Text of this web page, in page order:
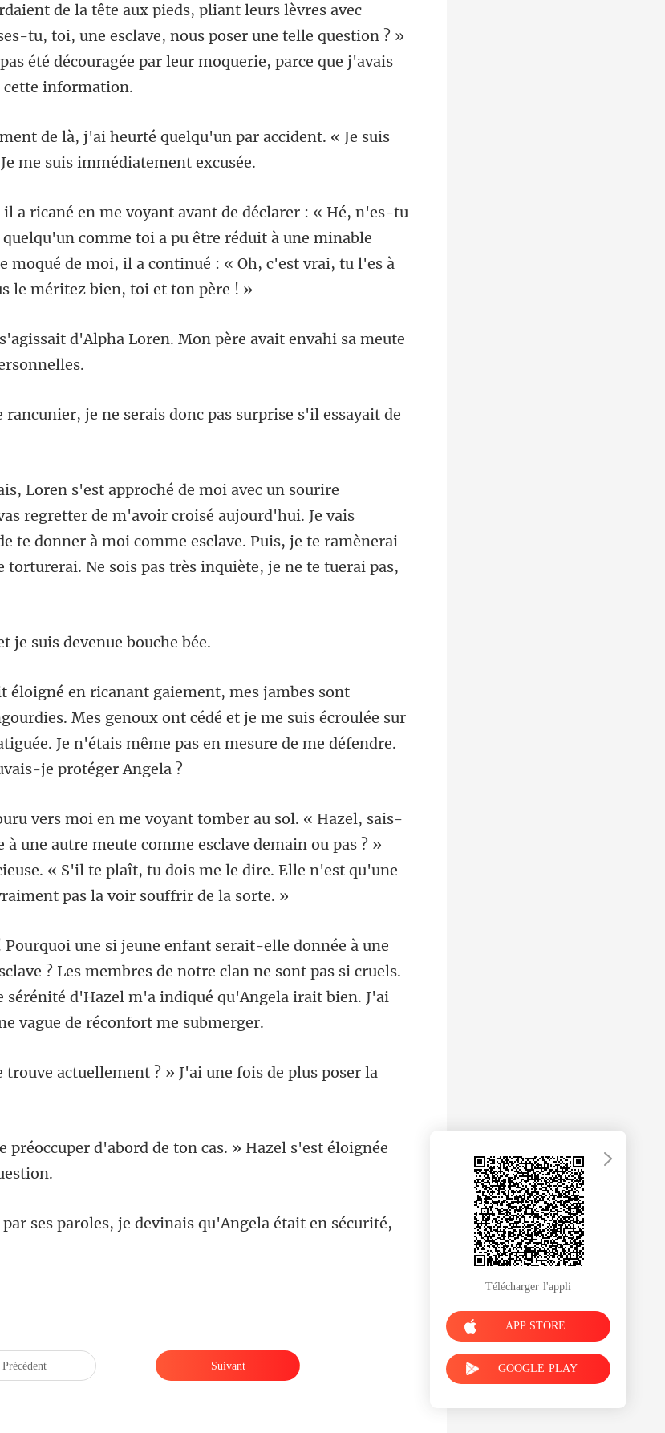
de la tête aux pieds, pliant leurs lèvres avec
tu, toi, une esclave, nous pose
quelqu'un par accident. « Je suis
comme toi a pu être réduit à une minable
moqué de moi, il a
Alpha Loren. Mon père avait envahi sa
ne serais donc pas surprise s'il
'avoir croisé aujourd'hui. Je vais
te donner à moi comme esclave. Puis, je te ramèner
je suis d
gourdies. Mes genoux ont cédé et je me suis écroulée sur
Je
à une autre meute comme esclave demain ou pas ? »
« S'il te plaît, tu
? Les membres de notre clan ne sont pas si cruels.
sérénité d'Haz
tuellement ? » J'ai une fois de
d'abord de ton cas. » Hazel s'est é
roles, je devinais qu'Angela éta
Précédent Suivant
Télécharger l'appli
APP STORE
GOOGLE PLAY